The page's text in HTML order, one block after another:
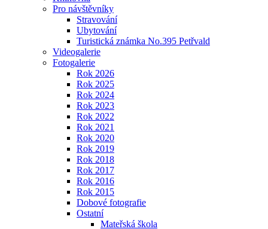
Pro návštěvníky
Stravování
Ubytování
Turistická známka No.395 Petřvald
Videogalerie
Fotogalerie
Rok 2026
Rok 2025
Rok 2024
Rok 2023
Rok 2022
Rok 2021
Rok 2020
Rok 2019
Rok 2018
Rok 2017
Rok 2016
Rok 2015
Dobové fotografie
Ostatní
Mateřská škola